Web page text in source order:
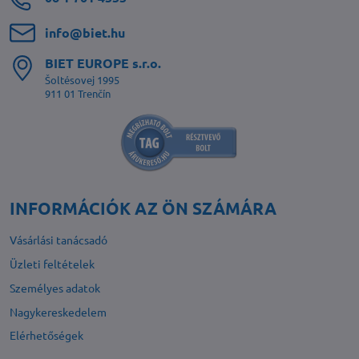
info​@biet​.hu
BIET EUROPE s​.r​.o​.
Šoltésovej 1995
911 01 Trenčín
INFORMÁCIÓK AZ ÖN SZÁMÁRA
Vásárlási tanácsadó
Üzleti feltételek
Személyes adatok
Nagykereskedelem
Elérhetőségek